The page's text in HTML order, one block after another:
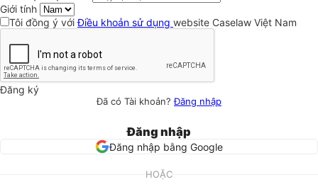
Giới tính
Tôi đồng ý vớiĐiều khoản sử dụng website Caselaw Việt Nam
Đăng ký
Đã có Tài khoản?Đăng nhập
Đăng nhập
Đăng nhập bằng Google
HOẶC